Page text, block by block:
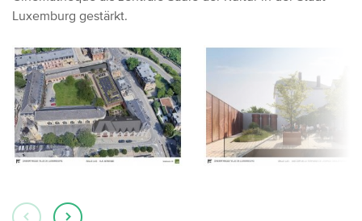
Luxemburg gestärkt.